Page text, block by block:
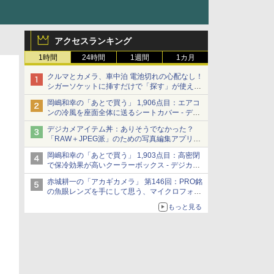
アクセスランキング
1時間 24時間 1週間 1カ月
クルマとカメラ、車中泊 電池切れの心配なし！
シガーソケットに挿すだけで「探す」が使える
スマートタグ - デジカメ Watch
岡嶋和幸の「あとで買う」 1,906点目：エアコ
ンの冷風を座面全体に送るシートカバー - デジ
カメ Watch
デジカメアイテム丼：ありそうでなかった？
「RAW＋JPEG派」のための写真編集アプリ
カメラデフォルトのJPEGを大切にする
「Filmator」
岡嶋和幸の「あとで買う」 1,903点目：高密閉
で保冷効果が高いクーラーボックス - デジカメ
Watch
赤城耕一の「アカギカメラ」 第146回：PRO銘
の魚眼レンズを手にして思う、マイクロフォー
もっと見る